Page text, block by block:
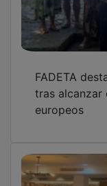
FADETA
con 12
411.000